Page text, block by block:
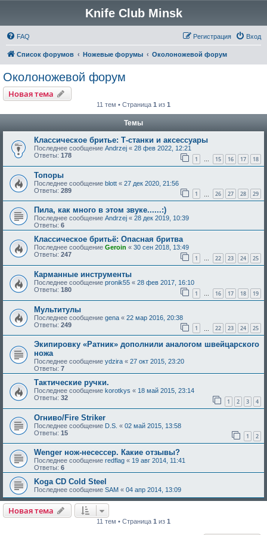
Knife Club Minsk
FAQ Вход
Регистрация
Список форумов Ножевые форумы Околоножевой форум
Околоножевой форум
Новая тема
11 тем • Страница 1 из 1
Темы
Классическое бритье: Т-станки и аксессуары
Последнее сообщение Andrzej « 28 фев 2022, 12:21
Ответы: 178 1 … 15 16 17 18
Топоры
Последнее сообщение blott « 27 дек 2020, 21:56
Ответы: 289 1 26 27 28 29
Пила, как много в этом звуке......:)
Последнее сообщение Andrzej « 28 дек 2019, 10:39
Ответы: 6
Классическое бритьё: Опасная бритва
Последнее сообщение Geroin « 30 сен 2018, 13:49
Ответы: 247 1 … 22 23 24 25
Карманные инструменты
Последнее сообщение pronik55 « 28 фев 2017, 16:10
Ответы: 180 1 … 16 17 18 19
Мультитулы
Последнее сообщение gena « 22 мар 2016, 20:38
Ответы: 249 1 22 23 24 25
Экипировку «Ратник» дополнили аналогом швейцарского
ножа
Последнее сообщение ydzira « 27 окт 2015, 23:20
Ответы: 7
Тактические ручки.
Последнее сообщение korotkys « 18 май 2015, 23:14
Ответы: 32 1 2 3 4
Огниво/Fire Striker
Последнее сообщение D.S. « 02 май 2015, 13:58
Ответы: 15 1 2
Wenger нож-несессер. Какие отзывы?
Последнее сообщение redflag « 19 авг 2014, 11:41
Ответы: 6
Koga CD Cold Steel
Последнее сообщение SAM « 04 апр 2014, 13:09
Новая тема
11 тем • Страница 1 из 1